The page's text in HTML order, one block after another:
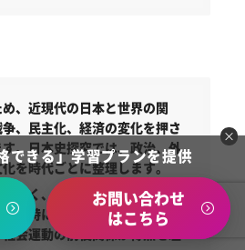
、近現代の日本と世界の関
、民主化、経済の変化を押さ
。日本史探究では、政治、外
を時代ごとに整理します。
はなく、出来事の背景や結果を
。特に近現代は、条約、内
会運動の前後関係が得点を左
できる」学習プランを提供
お問い合わせ
はこちら